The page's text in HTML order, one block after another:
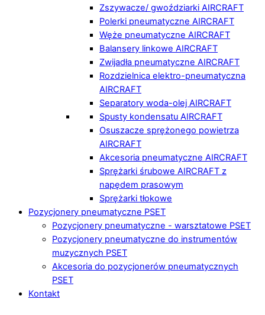
Zszywacze/ gwoździarki AIRCRAFT
Polerki pneumatyczne AIRCRAFT
Węże pneumatyczne AIRCRAFT
Balansery linkowe AIRCRAFT
Zwijadła pneumatyczne AIRCRAFT
Rozdzielnica elektro-pneumatyczna
AIRCRAFT
Separatory woda-olej AIRCRAFT
Spusty kondensatu AIRCRAFT
Osuszacze sprężonego powietrza
AIRCRAFT
Akcesoria pneumatyczne AIRCRAFT
Sprężarki śrubowe AIRCRAFT z
napędem prasowym
Sprężarki tłokowe
Pozycjonery pneumatyczne PSET
Pozycjonery pneumatyczne - warsztatowe PSET
Pozycjonery pneumatyczne do instrumentów
muzycznych PSET
Akcesoria do pozycjonerów pneumatycznych
PSET
Kontakt